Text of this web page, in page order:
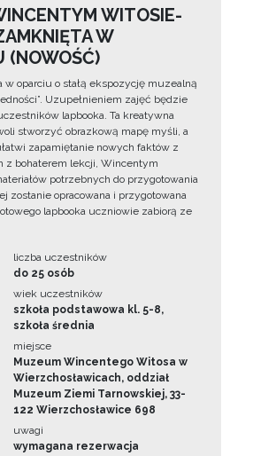
WITOSIE-
W
(NOWOŚĆ)
w oparciu o stałą ekspozycję muzealną
Uzupełnieniem zajęć będzie
lapbooka. Ta kreatywna
stworzyć obrazkową mapę myśli, a
zapamiętanie nowych faktów z
z bohaterem lekcji, Wincentym
potrzebnych do przygotowania
zostanie opracowana i przygotowana
lapbooka uczniowie zabiorą ze
liczba uczestników
do 25 osób
wiek uczestników
szkoła podstawowa kl. 5-8,
szkoła średnia
miejsce
Muzeum Wincentego Witosa w
Wierzchosławicach, oddział
Muzeum Ziemi Tarnowskiej, 33-
122 Wierzchosławice 698
uwagi
wymagana rezerwacja